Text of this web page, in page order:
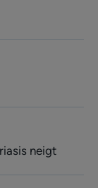
neigt